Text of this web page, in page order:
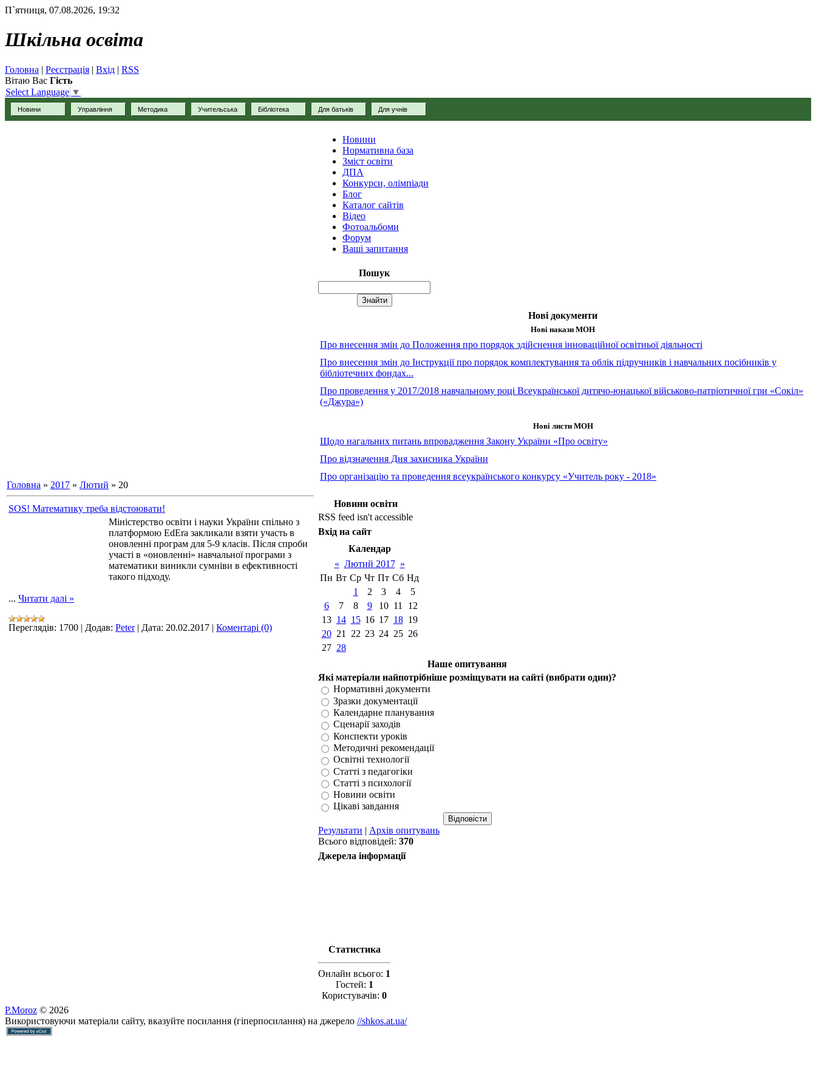
П`ятниця, 07.08.2026, 19:32
Шкільна освіта
Головна | Реєстрація | Вхід | RSS
Вітаю Вас Гість
Select Language ▼
Новини Управління Методика Учительська Бібліотека Для батьків Для учнів
Головна » 2017 » Лютий » 20
SOS! Математику треба відстоювати!
Міністерство освіти і науки України спільно з
платформою EdEra закликали взяти участь в
оновленні програм для 5-9 класів. Після спроби
участі в «оновленні» навчальної програми з
математики виникли сумніви в ефективності
такого підходу.
... Читати далі »
Переглядів: 1700 | Додав: Peter | Дата: 20.02.2017 | Коментарі (0)
Новини
Нормативна база
Зміст освіти
ДПА
Конкурси, олімпіади
Блог
Каталог сайтів
Відео
Фотоальбоми
Форум
Ваші запитання
Пошук
Нові документи
Нові накази МОН
Про внесення змін до Положення про порядок здійснення інноваційної освітньої діяльності
Про внесення змін до Інструкції про порядок комплектування та облік підручників і навчальних посібників у
бібліотечних фондах...
Про проведення у 2017/2018 навчальному році Всеукраїнської дитячо-юнацької військово-патріотичної гри «Сокіл»
(«Джура»)
Нові листи МОН
Щодо нагальних питань впровадження Закону України «Про освіту»
Про відзначення Дня захисника України
Про організацію та проведення всеукраїнського конкурсу «Учитель року - 2018»
Новини освіти
RSS feed isn't accessible
Вхід на сайт
Календар
« Лютий 2017 »
Пн Вт Ср Чт Пт Сб Нд
1
2 3 4
5
6
7 8 9 10 11
12
13 14 15 16 17 18 19
20 21 22 23 24 25 26
27 28
Наше опитування
Які матеріали найпотрібніше розміщувати на сайті (вибрати один)?
Нормативні документи
Зразки документації
Календарне планування
Сценарії заходів
Конспекти уроків
Методичні рекомендації
Освітні технології
Статті з педагогіки
Статті з психології
Новини освіти
Цікаві завдання
Результати | Архів опитувань
Всього відповідей: 370
Джерела інформації
Статистика
Онлайн всього: 1
Гостей: 1
Користувачів: 0
P.Moroz © 2026
Використовуючи матеріали сайту, вказуйте посилання (гіперпосилання) на джерело //shkos.at.ua/